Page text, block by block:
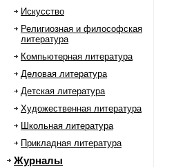
Искусство
Религиозная и философская
литература
Компьютерная литература
Деловая литература
Детская литература
Художественная литература
Школьная литература
Прикладная литература
Журналы